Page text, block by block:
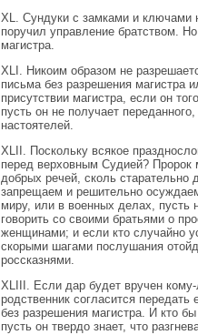
XL. Сундуки с замками и ключами
поручил управление братством.
магистра.
XLI. Никоим образом не
письма без разрешения магистра
присутствии магистра, если он
пусть он не получает
настоятелей.
XLII. Поскольку всякое
перед верховным Судией? Пророк
добрых речей, сколь
запрещаем и решительно
миру, или в военных делах, пусть
говорить со своими братьями о
женщинами; и если кто случайно
скорыми шагами послушания
россказнями.
XLIII. Если дар будет вручен
родственник согласится
без разрешения магистра. И кто
пусть он твердо знает, что